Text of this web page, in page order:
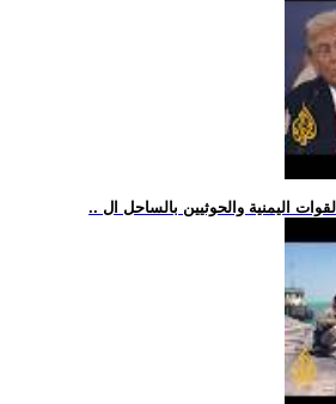
اليمنية والحوثيين بالساحل ال